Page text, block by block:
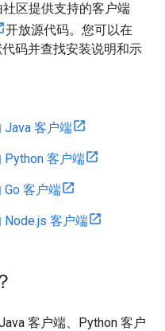
区提供支持的客户端
开放源代码。您可以在
码并查找安装说明和示
Java 客户端
Python 客户端
Go 客户端
Node.js 客户端
客户端、Python 客户